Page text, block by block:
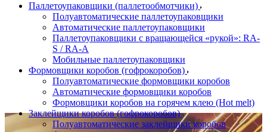
Паллетоупаковщики (паллетообмотчики)
Полуавтоматические паллетоупаковщики
Автоматические паллетоупаковщики
Паллетоупаковщики с вращающейся «рукой»: RA-
S / RA-A
Мобильные паллетоупаковщики
Формовщики коробов (гофрокоробов)
Полуавтоматические формовщики коробов
Автоматические формовщики коробов
Формовщики коробов на горячем клею (Hot melt)
Заклейщики коробов (гофрокоробов)
Полуавтоматические заклейщики коробов